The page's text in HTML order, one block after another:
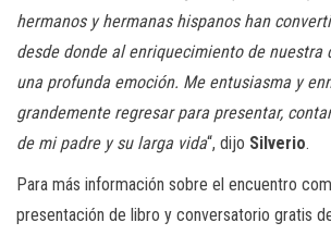
hermanos y hermanas hispanos han
desde donde al enriquecimiento de nuestra
una profunda emoción. Me entusiasma y
grandemente regresar para presentar,
de mi padre y su larga vida“, dijo Silverio.
Para más información sobre el encuentro
presentación de libro y conversatorio gratis